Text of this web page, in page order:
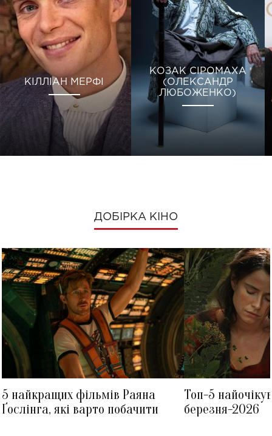
КІЛЛІАН МЕРФІ
КОЗАК СІРОМАХА
(ОЛЕКСАНДР
ЛЮБОЖЕНКО)
ДОБІРКА КІНО
5 найкращих фільмів Раяна
Ґослінга, які варто побачити
Топ-5
березня-2026